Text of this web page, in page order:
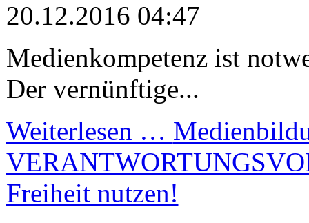
20.12.2016 04:47
Medienkompetenz ist
Der vernünftige...
Weiterlesen …
Freiheit nutzen!